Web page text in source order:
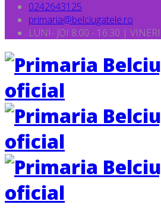
0242643125
primaria@belciugatele.ro
LUNI- JOI 8:00 - 16:30 |